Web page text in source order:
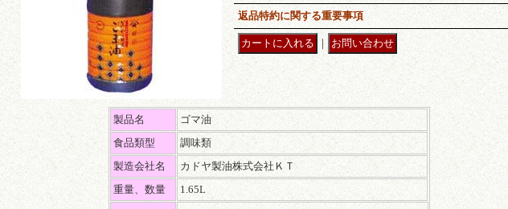
返品特約に関する重要事項
｜
製品名
ゴマ油
食品類型
調味類
製造会社名
カドヤ製油株式会社ＫＴ
重量、数量
1.65L